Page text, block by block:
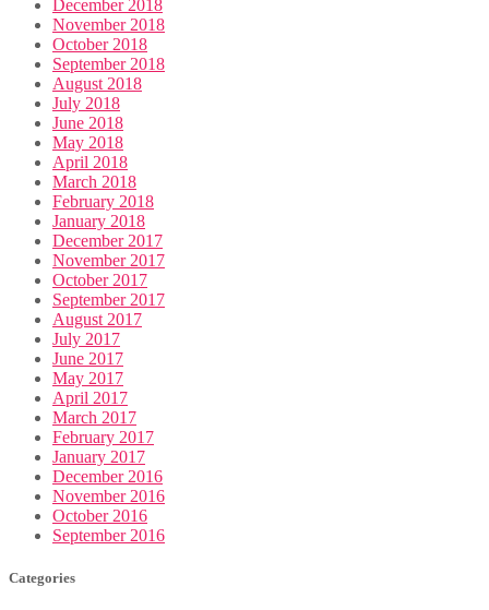
December 2018
November 2018
October 2018
September 2018
August 2018
July 2018
June 2018
May 2018
April 2018
March 2018
February 2018
January 2018
December 2017
November 2017
October 2017
September 2017
August 2017
July 2017
June 2017
May 2017
April 2017
March 2017
February 2017
January 2017
December 2016
November 2016
October 2016
September 2016
Categories